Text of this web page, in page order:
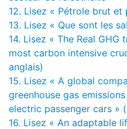
12. Lisez « Pétrole brut
13. Lisez « Que sont les
14. Lisez « The Real
most carbon intensive
anglais)
15. Lisez « A global
greenhouse gas
electric passenger cars »
16. Lisez « An adaptable